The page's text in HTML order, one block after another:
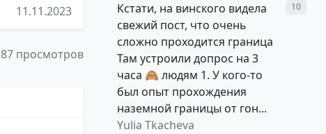
11.11.2023
87 просмотров
Кстати, на винского видела
свежий пост, что очень
сложно проходится граница
Там устроили допрос на 3
часа 🙈 людям 1. У кого-то
был опыт прохождения
наземной границы от гон...
Yulia Tkacheva
10